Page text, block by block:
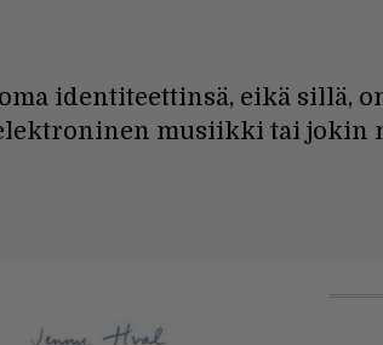
identiteettinsä, eikä sillä,
musiikki tai jokin